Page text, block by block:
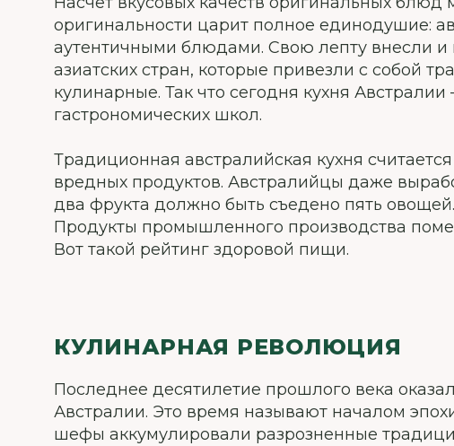
оригинальности царит полное единодушие:
аутентичными блюдами. Свою лепту внесли и
азиатских стран, которые привезли с собой
кулинарные. Так что сегодня кухня
гастрономических школ.
Традиционная австралийская кухня
вредных продуктов. Австралийцы даже
два фрукта должно быть съедено пять овощей.
Продукты промышленного производства
Вот такой рейтинг здоровой пищи.
КУЛИНАРНАЯ РЕВОЛЮЦИЯ
Последнее десятилетие прошлого века
Австралии. Это время называют началом
шефы аккумулировали разрозненные